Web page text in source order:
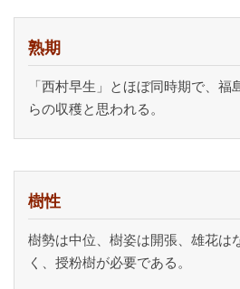
熟期
「西村早生」とほぼ同時期で、
らの収穫と思われる。
樹性
樹勢は中位、樹姿は開張、雄花は
く、授粉樹が必要である。